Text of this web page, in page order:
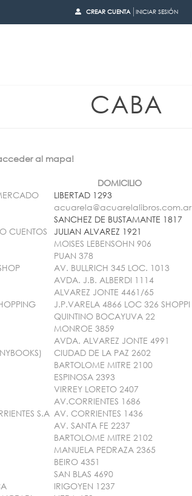
CREAR CUENTA INICIAR SESIÓN
CABA
al mapa!
DOMICILIO
LIBERTAD 1293
acuarela@acuarelalibros.com.ar
SANCHEZ DE BUSTAMANTE 1817
CUENTOS
JULIAN ALVAREZ 1921
MOISES LEBENSOHN 906
PUAN 378
AV. BULLRICH 345 LOC. 1013
AVDA. J.B. ALBERDI 1114
ALVAREZ JONTE 4461/65
J.P.VARELA 4866 LOC 326 SHOPPI
QUINTINO BOCAYUVA 22
MONROE 3859
AVDA. ALVAREZ JONTE 4991
CIUDAD DE LA PAZ 2602
BARTOLOME MITRE 2100
ESPINOSA 2393
VIRREY LORETO 2407
AV.CORRIENTES 1686
S.A AV. CORRIENTES 1436
AV. SANTA FE 2237
BARTOLOME MITRE 2102
MANUELA PEDRAZA 2365
BEIRO 4351
SAN BLAS 4690
IRIGOYEN 1237